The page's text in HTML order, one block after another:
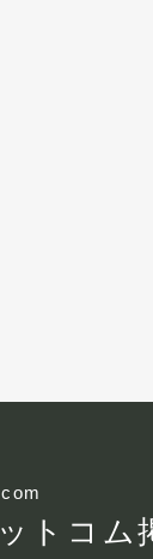
トコム